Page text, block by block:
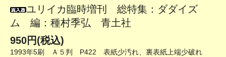
ユリイカ臨時増刊 総特集：ダダイズ
ム 編：種村季弘 青土社
950円(税込)
1993年5刷 Ａ５判 P422 表紙少汚れ、裏表紙上端少破れ